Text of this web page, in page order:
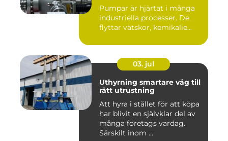
Pumpar är hjärtat i många
industriella processer. De
flyttar vätskor, kemikalie...
03. jul
Uthyrning smartare väg till
rätt utrustning
Att hyra i stället för att köpa
har blivit en självklar del av
många företags vardag.
Särskilt inom ...